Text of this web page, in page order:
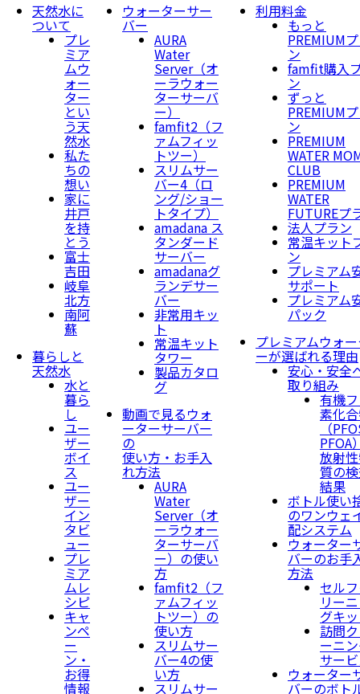
天然水に
ついて
プレ
ミア
ムウ
ォー
ター
とい
う天
然水
私た
ちの
想い
家に
井戸
を持
とう
富士
吉田
岐阜
北方
南阿
蘇
暮らしと
天然水
水と
暮ら
し
ユー
ザー
ボイ
ス
ユー
ザー
イン
タビ
ュー
プレ
ミア
ムレ
シピ
キャ
ンペ
ー
ン・
お得
情報
ウォーターサー
バー
AURA
Water
Server​（オ
ーラウォー
ターサーバ
ー）
famfit2（フ
ァムフィッ
トツー）
スリムサー
バー4（ロ
ング/ショー
トタイプ）
amadana ス
タンダード
サーバー
amadanaグ
ランデサー
バー
非常用キッ
ト
常温キット
タワー
製品カタロ
グ
動画で見るウォ
ーターサーバー
の
使い方・お手入
れ方法
AURA
Water
Server​（オ
ーラウォー
ターサーバ
ー）の使い
方
famfit2（フ
ァムフィッ
トツー）の
使い方
スリムサー
バー4の使
い方
スリムサー
利用料金
もっと
PREMIUM
ン
famfit購入
ン
ずっと
PREMIUM
ン
PREMIUM
WATER
CLUB
PREMIUM
WATER
FUTUREプ
法人プラン
常温キット
ン
プレミアム
サポート
プレミアム
パック
プレミアムウォ
ーが選ばれる理由
安心・安全
取り組み
有機
素化
（
PFOA
放射
質の
結果
ボトル使い
のワンウェ
配システム
ウォーター
バーのお手
方法
セル
リー
グキ
訪問
ーニ
サー
ウォーター
バーのボト